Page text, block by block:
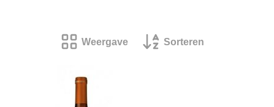
Weergave Sorteren